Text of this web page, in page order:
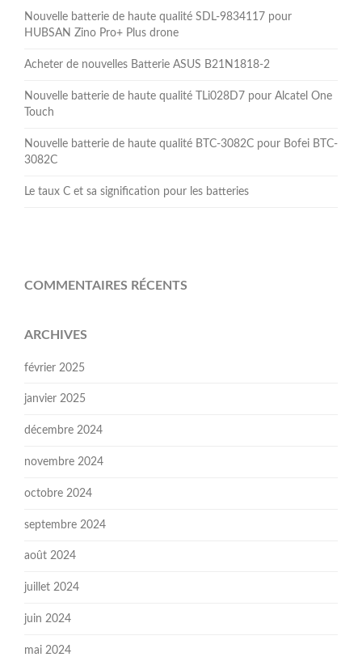
Nouvelle batterie de haute qualité SDL-9834117 pour
HUBSAN Zino Pro+ Plus drone
Acheter de nouvelles Batterie ASUS B21N1818-2
Nouvelle batterie de haute qualité TLi028D7 pour Alcatel One
Touch
Nouvelle batterie de haute qualité BTC-3082C pour Bofei BTC-
3082C
Le taux C et sa signification pour les batteries
COMMENTAIRES RÉCENTS
ARCHIVES
février 2025
janvier 2025
décembre 2024
novembre 2024
octobre 2024
septembre 2024
août 2024
juillet 2024
juin 2024
mai 2024